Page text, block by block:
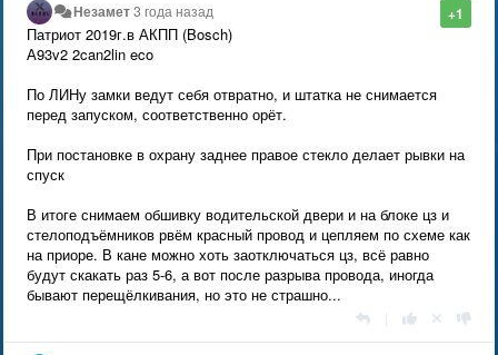
+1
Незамет3 года назад
Патриот 2019г.в АКПП (Bosch)
А93v2 2can2lin eco
По ЛИНу замки ведут себя отвратно, и штатка не снимается
перед запуском, соответственно орёт.
При постановке в охрану заднее правое стекло делает рывки на
спуск
В итоге снимаем обшивку водительской двери и на блоке цз и
стелоподъёмников рвём красный провод и цепляем по схеме как
на приоре. В кане можно хоть заотключаться цз, всё равно
будут скакать раз 5-6, а вот после разрыва провода, иногда
бывают перещёлкивания, но это не страшно...